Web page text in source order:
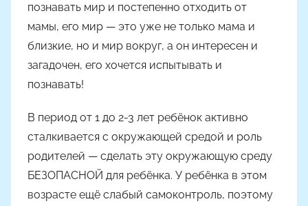
познавать мир и постепенно отходить от
мамы, его мир — это уже не только мама и
близкие, но и мир вокруг, а он интересен и
загадочен, его хочется испытывать и
познавать!
В период от 1 до 2-3 лет ребёнок активно
сталкивается с окружающей средой и роль
родителей — сделать эту окружающую среду
БЕЗОПАСНОЙ для ребёнка. У ребёнка в этом
возрасте ещё слабый самоконтроль, поэтому